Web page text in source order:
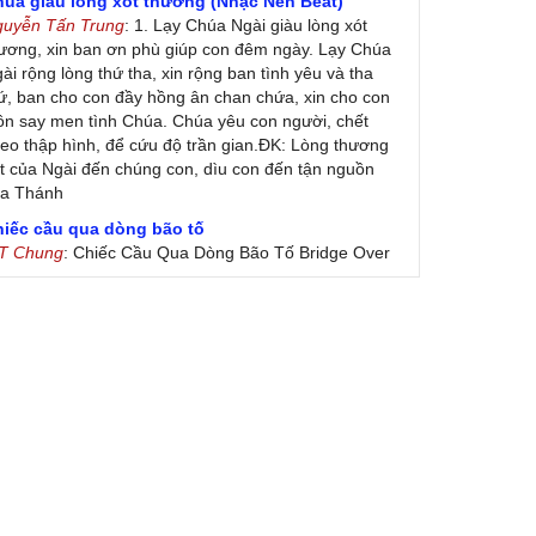
Tấn Trung: 1. Lạy Chúa Ngài giàu lòng xót
xin ban ơn phù giúp con đêm ngày. Lạy Chúa
rộng lòng thứ tha, xin rộng ban tình yêu và tha
ban cho con đầy hồng ân chan chứa, xin cho con
say men tình Chúa. Chúa yêu con người, chết
thập hình, để cứu độ trần gian.ĐK: Lòng thương
của Ngài đến chúng con, dìu con đến tận nguồn
Thánh
cầu qua dòng bão tố
Chung: Chiếc Cầu Qua Dòng Bão Tố Bridge Over
Water by Simon & Garfunkel (Released